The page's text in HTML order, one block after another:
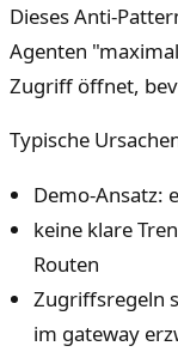
Dieses Anti-
Agenten
Zugriff öffnet,
Typische
Demo-Ansatz:
keine klare
Routen
Zugriffsregeln
im gateway